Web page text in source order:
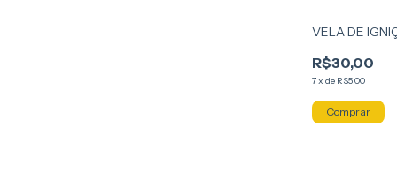
VELA DE
R$30,00
7xde R$5,00